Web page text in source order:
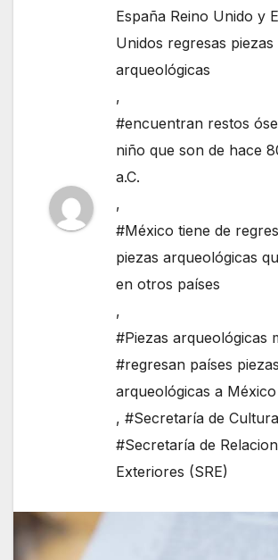
España Reino Unido y
Unidos regresas piezas
arqueológicas
,
#encuentran restos
niño que son de hace
a.C.
,
#México tiene de
piezas arqueológicas
en otros países
,
#Piezas arqueológicas
#regresan países piezas
arqueológicas a México
, #Secretaría de Cultura
#Secretaría de
Exteriores (SRE)